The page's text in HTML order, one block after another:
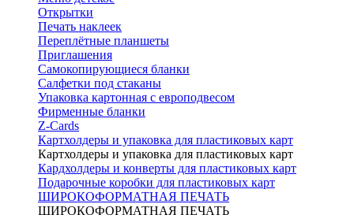
Открытки
Печать наклеек
Переплётные планшеты
Приглашения
Самокопирующиеся бланки
Салфетки под стаканы
Упаковка картонная с европодвесом
Фирменные бланки
Z-Cards
Картхолдеры и упаковка для пластиковых карт
Картхолдеры и упаковка для пластиковых карт
Кардхолдеры и конверты для пластиковых карт
Подарочные коробки для пластиковых карт
ШИРОКОФОРМАТНАЯ ПЕЧАТЬ
ШИРОКОФОРМАТНАЯ ПЕЧАТЬ